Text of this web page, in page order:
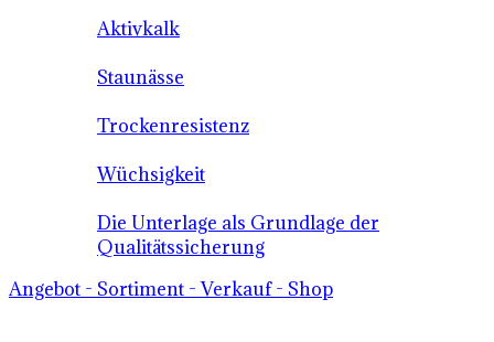
Aktivkalk
Staunässe
Trockenresistenz
Wüchsigkeit
Die Unterlage als Grundlage der
Qualitätssicherung
Angebot - Sortiment - Verkauf - Shop